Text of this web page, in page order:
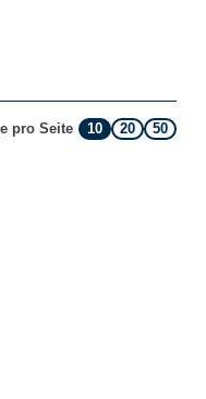
pro Seite 10 20 50